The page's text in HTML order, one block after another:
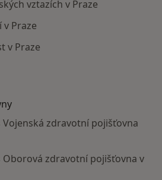
vztazích v Praze
v Praze
v Praze
zdravotní pojišťovna
Oborová zdravotní pojišťovna v